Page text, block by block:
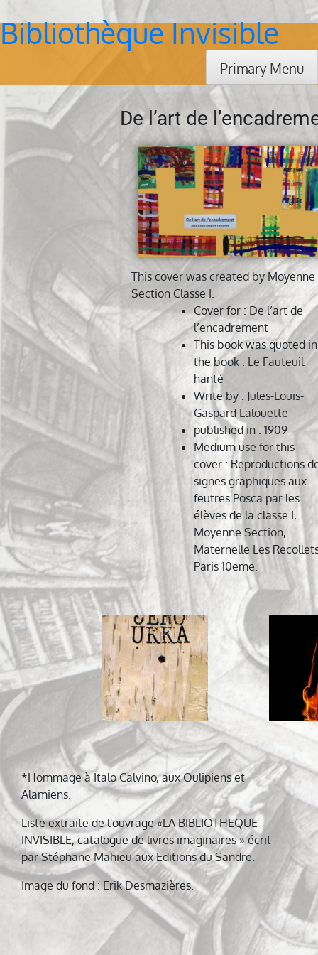
Skip
to
Bibliothèque Invisible
Primary Menu
De l’art de
This cover was created by Moyenne
Section Classe I.
Cover for: De l’art de
l’encadrement
This book was quoted in
the book: Le Fauteuil
hanté
Write by: Jules-Louis-
Gaspard Lalouette
published in: 1909
Medium use for this
cover: Reproductions
signes graphiques aux
feutres Posca par les
élèves de la classe I,
Moyenne Section,
Maternelle Les
Paris 10eme.
Navigation
de
l’article
*Hommage à Italo Calvino, aux Oulipiens et
Alamiens.
Liste extraite de l'ouvrage «LA BIBLIOTHEQUE
INVISIBLE, catalogue de livres imaginaires » écrit
par Stéphane Mahieu aux Editions du Sandre.
Image du fond : Erik Desmazières.